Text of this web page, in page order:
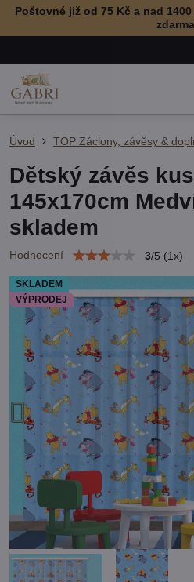
Poštovné již od 75 Kč a nad
zdarma
SKLADEM
VÝPRODEJ
Úvod TOP Záclony, závěsy &
Dětský závěs
145x170cm
skladem
Hodnocení 3/5 (1x)